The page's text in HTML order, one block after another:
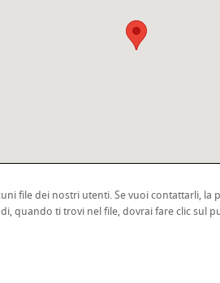
file dei nostri utenti. Se vuoi contattarli, la
quando ti trovi nel file, dovrai fare clic sul